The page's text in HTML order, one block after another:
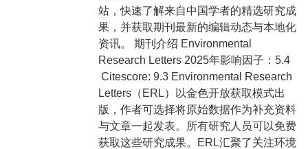
站，快速了解来自中国学者的精选研究成
果，并获取期刊最新的编辑动态与本地化
资讯。 期刊介绍 Environmental
Research Letters 2025年影响因子：5.4
Citescore: 9.3 Environmental Research
Letters（ERL）以金色开放获取模式出
版，作者可选择将原始数据作为补充资料
与文章一起发表。所有研究人员可以免费
获取这些研究成果。ERL汇聚了关注环境